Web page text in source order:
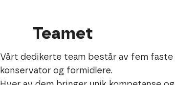
Teamet
Vårt dedikerte team består av fem
konservator og formidlere.